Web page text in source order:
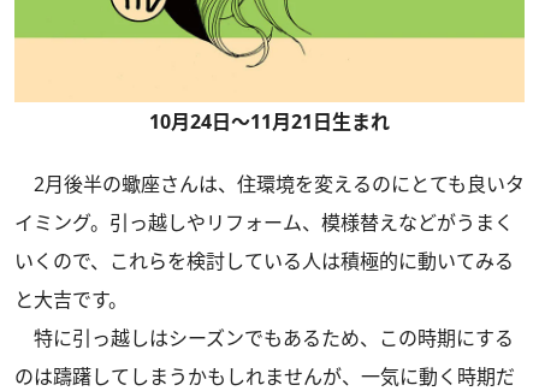
10月24日～11月21日生まれ
2月後半の蠍座さんは、住環境を変えるのにとても良いタ
イミング。引っ越しやリフォーム、模様替えなどがうまく
いくので、これらを検討している人は積極的に動いてみる
と大吉です。
特に引っ越しはシーズンでもあるため、この時期にする
のは躊躇してしまうかもしれませんが、一気に動く時期だ